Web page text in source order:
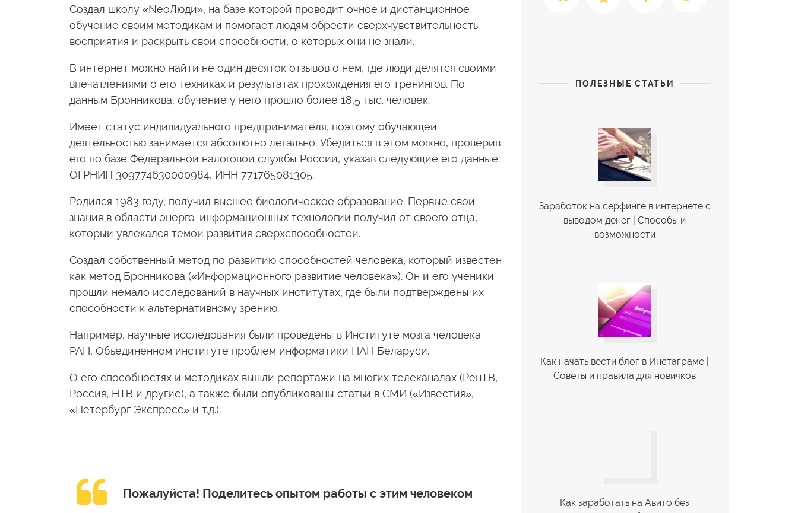
Создал школу «NeoЛюди», на базе которой проводит очное и дистанционное
обучение своим методикам и помогает людям обрести сверхчувствительность
восприятия и раскрыть свои способности, о которых они не знали.
В интернет можно найти не один десяток отзывов о нем, где люди делятся своими
впечатлениями о его техниках и результатах прохождения его тренингов. По
данным Бронникова, обучение у него прошло более 18,5 тыс. человек.
Имеет статус индивидуального предпринимателя, поэтому обучающей
деятельностью занимается абсолютно легально. Убедиться в этом можно, проверив
его по базе Федеральной налоговой службы России, указав следующие его данные:
ОГРНИП 309774630000984, ИНН 771765081305.
Родился 1983 году, получил высшее биологическое образование. Первые свои
знания в области энерго-информационных технологий получил от своего отца,
который увлекался темой развития сверхспособностей.
Создал собственный метод по развитию способностей человека, который известен
как метод Бронникова («Информационного развитие человека»). Он и его ученики
прошли немало исследований в научных институтах, где были подтверждены их
способности к альтернативному зрению.
Например, научные исследования были проведены в Институте мозга человека
РАН, Объединенном институте проблем информатики НАН Беларуси.
О его способностях и методиках вышли репортажи на многих телеканалах (РенТВ,
Россия, НТВ и другие), а также были опубликованы статьи в СМИ («Известия»,
«Петербург Экспресс» и т.д.).
Пожалуйста! Поделитесь опытом работы с этим человеком
ПОЛЕЗНЫЕ СТАТЬИ
Заработок на серфинге в интернете с
выводом денег | Cпособы и
возможности
Как начать вести блог в Инстаграме |
Советы и правила для новичков
Как заработать на Авито без